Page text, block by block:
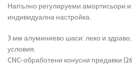
Напълно регулируеми амортисьори
индивидуална настройка.
3 мм алуминиево шаси: леко и
условия.
CNC-обработени конусни предавки